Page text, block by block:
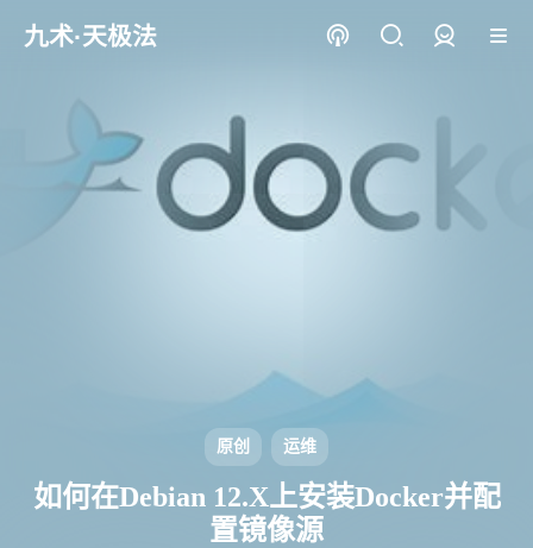
九术·天极法
原创 运维
如何在Debian 12.X上安装Docker并配
置镜像源